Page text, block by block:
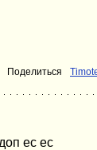
Поделиться
ес ес